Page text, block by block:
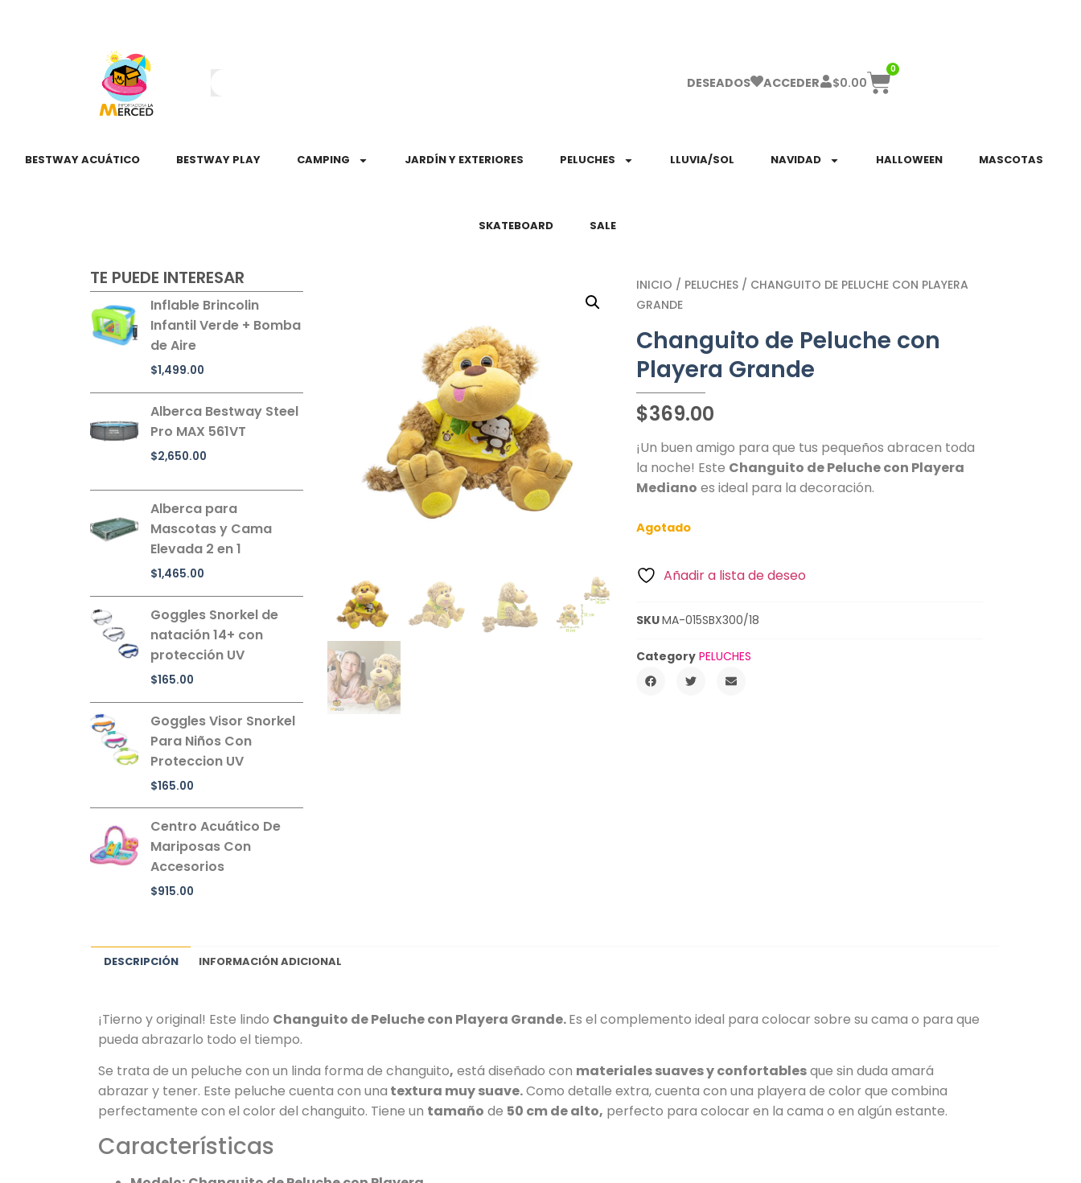
DESEADOS ACCEDER $0.00
0
BESTWAY ACUÁTICO BESTWAY PLAY CAMPING JARDÍN Y EXTERIORES PELUCHES LLUVIA/SOL NAVIDAD HALLOWEEN MASCOTAS
SKATEBOARD SALE
TE PUEDE INTERESAR
Inflable Brincolin
Infantil Verde + Bomba
de Aire
$1,499.00
Alberca Bestway Steel
Pro MAX 561VT
$2,650.00
Alberca para
Mascotas y Cama
Elevada 2 en 1
$1,465.00
Goggles Snorkel de
natación 14+ con
protección UV
$165.00
Goggles Visor Snorkel
Para Niños Con
Proteccion UV
$165.00
Centro Acuático De
Mariposas Con
Accesorios
$915.00
INICIO / PELUCHES / CHANGUITO DE PELUCHE CON PLAYERA
GRANDE
Changuito de Peluche con
Playera Grande
$369.00
¡Un buen amigo para que tus pequeños abracen toda
la noche! Este Changuito de Peluche con Playera
Mediano es ideal para la decoración.
Agotado
Añadir a lista de deseo
SKUMA-015SBX300/18
Category PELUCHES
DESCRIPCIÓN INFORMACIÓN ADICIONAL
¡Tierno y original! Este lindo Changuito de Peluche con Playera Grande.Es el complemento ideal para colocar sobre su cama o para que
pueda abrazarlo todo el tiempo.
Se trata de un peluche con un linda forma de changuito, está diseñado con materiales suaves y confortablesque sin duda amará
abrazar y tener. Este peluche cuenta con una textura muy suave.Como detalle extra, cuenta con una playera de color que combina
perfectamente con el color del changuito. Tiene un tamaño de 50 cm de alto, perfecto para colocar en la cama o en algún estante.
Características